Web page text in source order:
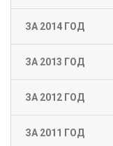
ЗА 2014 ГОД
ЗА 2013 ГОД
ЗА 2012 ГОД
ЗА 2011 ГОД